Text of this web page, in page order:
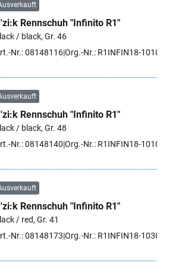
Rennschuh "Infinito R1"
/ black, Gr. 46
Nr.: 08148116Org.-Nr.: R1INFIN18-1010
Rennschuh "Infinito R1"
/ black, Gr. 48
Nr.: 08148140 Org.-Nr.: R1INFIN18-1010
Rennschuh "Infinito R1"
/ red, Gr. 41
Nr.: 08148173 Org.-Nr.: R1INFIN18-1030